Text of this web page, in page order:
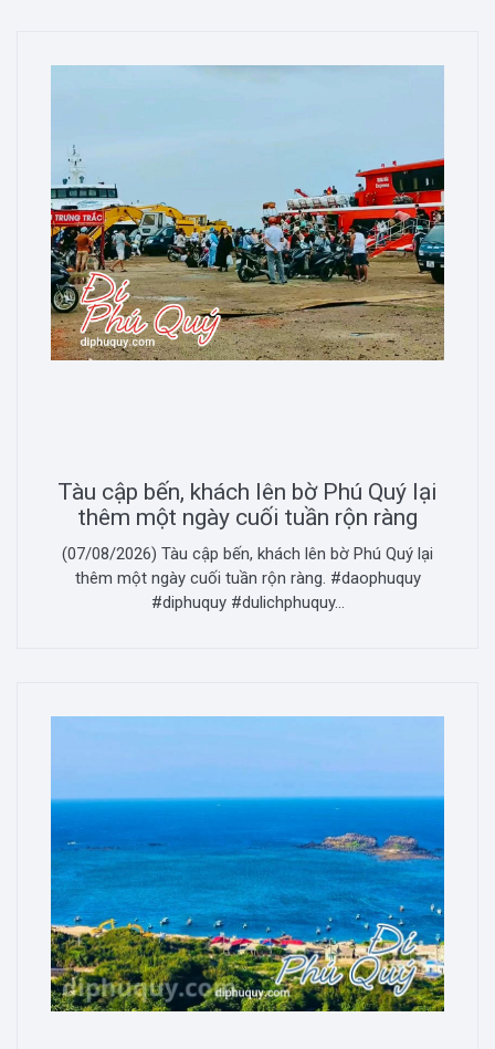
Tàu cập bến, khách lên bờ Phú Quý lại
thêm một ngày cuối tuần rộn ràng
(07/08/2026) Tàu cập bến, khách lên bờ Phú Quý lại
thêm một ngày cuối tuần rộn ràng. #daophuquy
#diphuquy #dulichphuquy...